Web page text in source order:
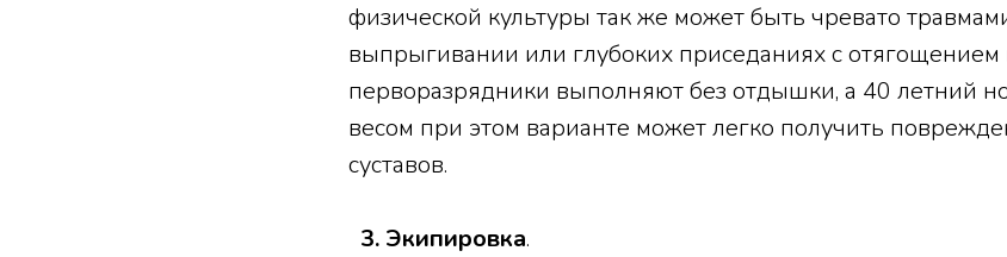
физической культуры так же может быть чревато
выпрыгивании или глубоких приседаниях с
перворазрядники выполняют без отдышки, а 40 летний
весом при этом варианте может легко получить
суставов.
3. Экипировка.